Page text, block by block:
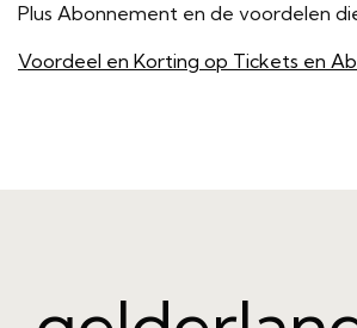
Plus Abonnement en de voordelen
Voordeel en Korting op Tickets en